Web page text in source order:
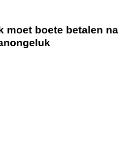
moet boete betalen na